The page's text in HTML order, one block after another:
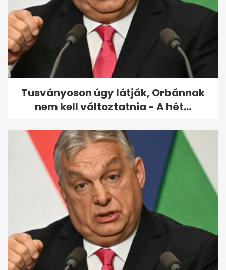
Köztársaságielnök-jelölt:
különös, amit észrevett
Török...
Tusványoson úgy látják, Orbánnak
nem kell változtatnia - A hét...